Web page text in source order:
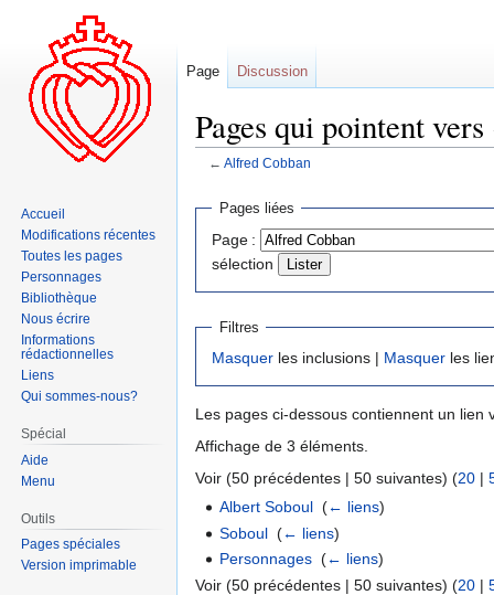
Pages qui pointent
← Alfred Cobban
Aller
navigation
Aller
recherche
Pages liées
Page :
sélection
Filtres
Masquer les inclusions | Masquer les
Les pages ci-dessous contiennent un lien
Affichage de 3 éléments.
Voir (50 précédentes | 50 suivantes) (20 |
Albert Soboul ‎(← liens)
Soboul ‎(← liens)
Personnages ‎(← liens)
Voir (50 précédentes | 50 suivantes) (20 |
Page Discussion
Accueil
Modifications récentes
Toutes les pages
Personnages
Bibliothèque
Nous écrire
Informations
rédactionnelles
Liens
Qui sommes-nous?
Spécial
Aide
Menu
Outils
Pages spéciales
Version imprimable